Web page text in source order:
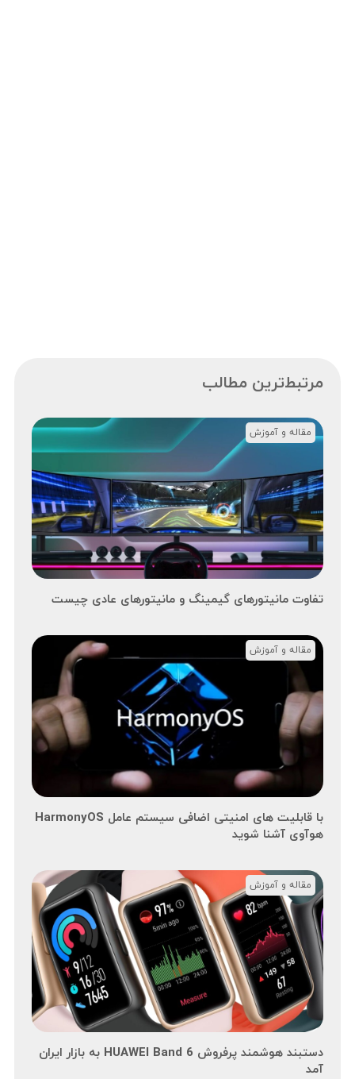
مرتبط‌ترین مطالب
تفاوت مانیتورهای گیمینگ و مانیتورهای عادی چیست
مقاله و آموزش
با قابلیت های امنیتی اضافی سیستم عامل HarmonyOS
هوآوی آشنا شوید
مقاله و آموزش
دستبند هوشمند پرفروش HUAWEI Band 6 به بازار ایران
آمد
مقاله و آموزش